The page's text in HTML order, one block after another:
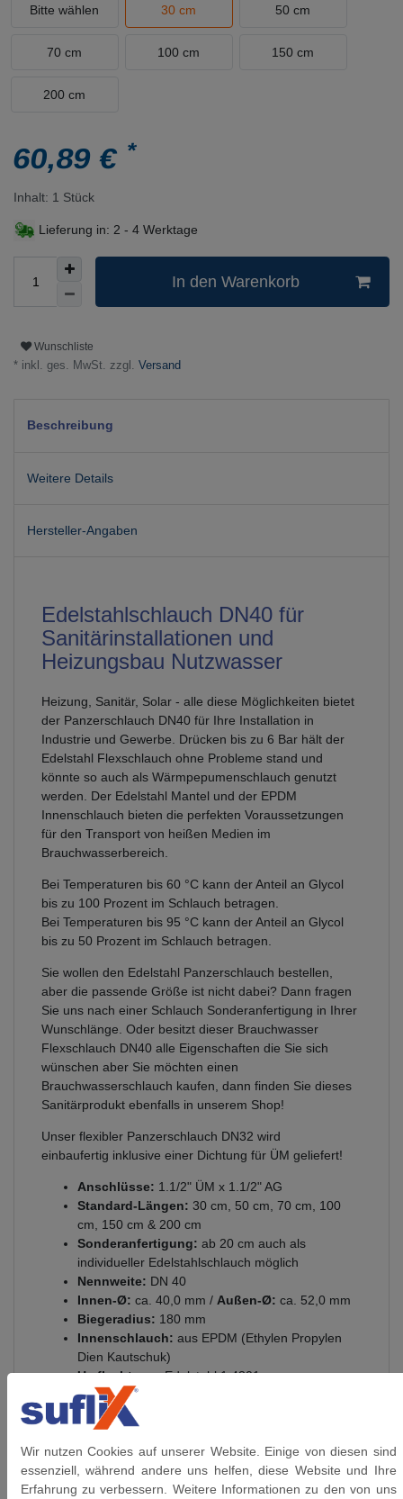
Bitte wählen 30 cm 50 cm
70 cm 100 cm 150 cm
200 cm
60,89 €*
Inhalt: 1 Stück
Lieferung in: 2 - 4 Werktage
In den Warenkorb
Wunschliste
* inkl. ges. MwSt. zzgl. Versand
Beschreibung
Weitere Details
Hersteller-Angaben
Edelstahlschlauch DN40 für
Sanitärinstallationen und
Heizungsbau Nutzwasser
Heizung, Sanitär, Solar - alle diese Möglichkeiten bietet
der Panzerschlauch DN40 für Ihre Installation in
Industrie und Gewerbe. Drücken bis zu 6 Bar hält der
Edelstahl Flexschlauch ohne Probleme stand und
könnte so auch als Wärmpepumenschlauch genutzt
werden. Der Edelstahl Mantel und der EPDM
Innenschlauch bieten die perfekten Voraussetzungen
für den Transport von heißen Medien im
Brauchwasserbereich.
Bei Temperaturen bis 60 °C kann der Anteil an Glycol
bis zu 100 Prozent im Schlauch betragen.
Bei Temperaturen bis 95 °C kann der Anteil an Glycol
bis zu 50 Prozent im Schlauch betragen.
Sie wollen den Edelstahl Panzerschlauch bestellen,
aber die passende Größe ist nicht dabei? Dann fragen
Sie uns nach einer Schlauch Sonderanfertigung in Ihrer
Wunschlänge. Oder besitzt dieser Brauchwasser
Flexschlauch DN40 alle Eigenschaften die Sie sich
wünschen aber Sie möchten einen
Brauchwasserschlauch kaufen, dann finden Sie dieses
Sanitärprodukt ebenfalls in unserem Shop!
Unser flexibler Panzerschlauch DN32 wird
einbaufertig inklusive einer Dichtung für ÜM geliefert!
Anschlüsse: 1.1/2" ÜM x 1.1/2" AG
Standard-Längen: 30 cm, 50 cm, 70 cm, 100
cm, 150 cm & 200 cm
Sonderanfertigung: ab 20 cm auch als
individueller Edelstahlschlauch möglich
Nennweite: DN 40
Innen-Ø: ca. 40,0 mm / Außen-Ø: ca. 52,0 mm
Biegeradius: 180 mm
Innenschlauch: aus EPDM (Ethylen Propylen
Dien Kautschuk)
Umflechtung:Edelstahl 1.4301
Anschlüsse:
Betriebsdruck:
Glycolgehalt bis 60°C
Glycolgehalt bis 95°C : 50%
Ozonbeständigkeit:gut
Temperaturbereich:einsetzbar von - 20 °C bis
Wir nutzen Cookies auf unserer Website. Einige von diesen sind
essenziell, während andere uns helfen, diese Website und Ihre
Erfahrung zu verbessern. Weitere Informationen zu den von uns